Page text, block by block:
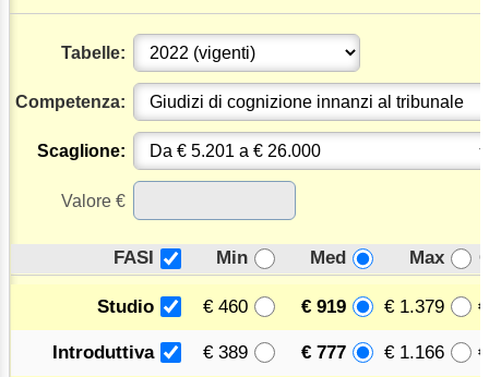
Tabelle:
Competenza:
Scaglione:
Valore €
FASI Min Med Max
Studio € 460 € 919 € 1.379
Introduttiva € 389 € 777 € 1.166